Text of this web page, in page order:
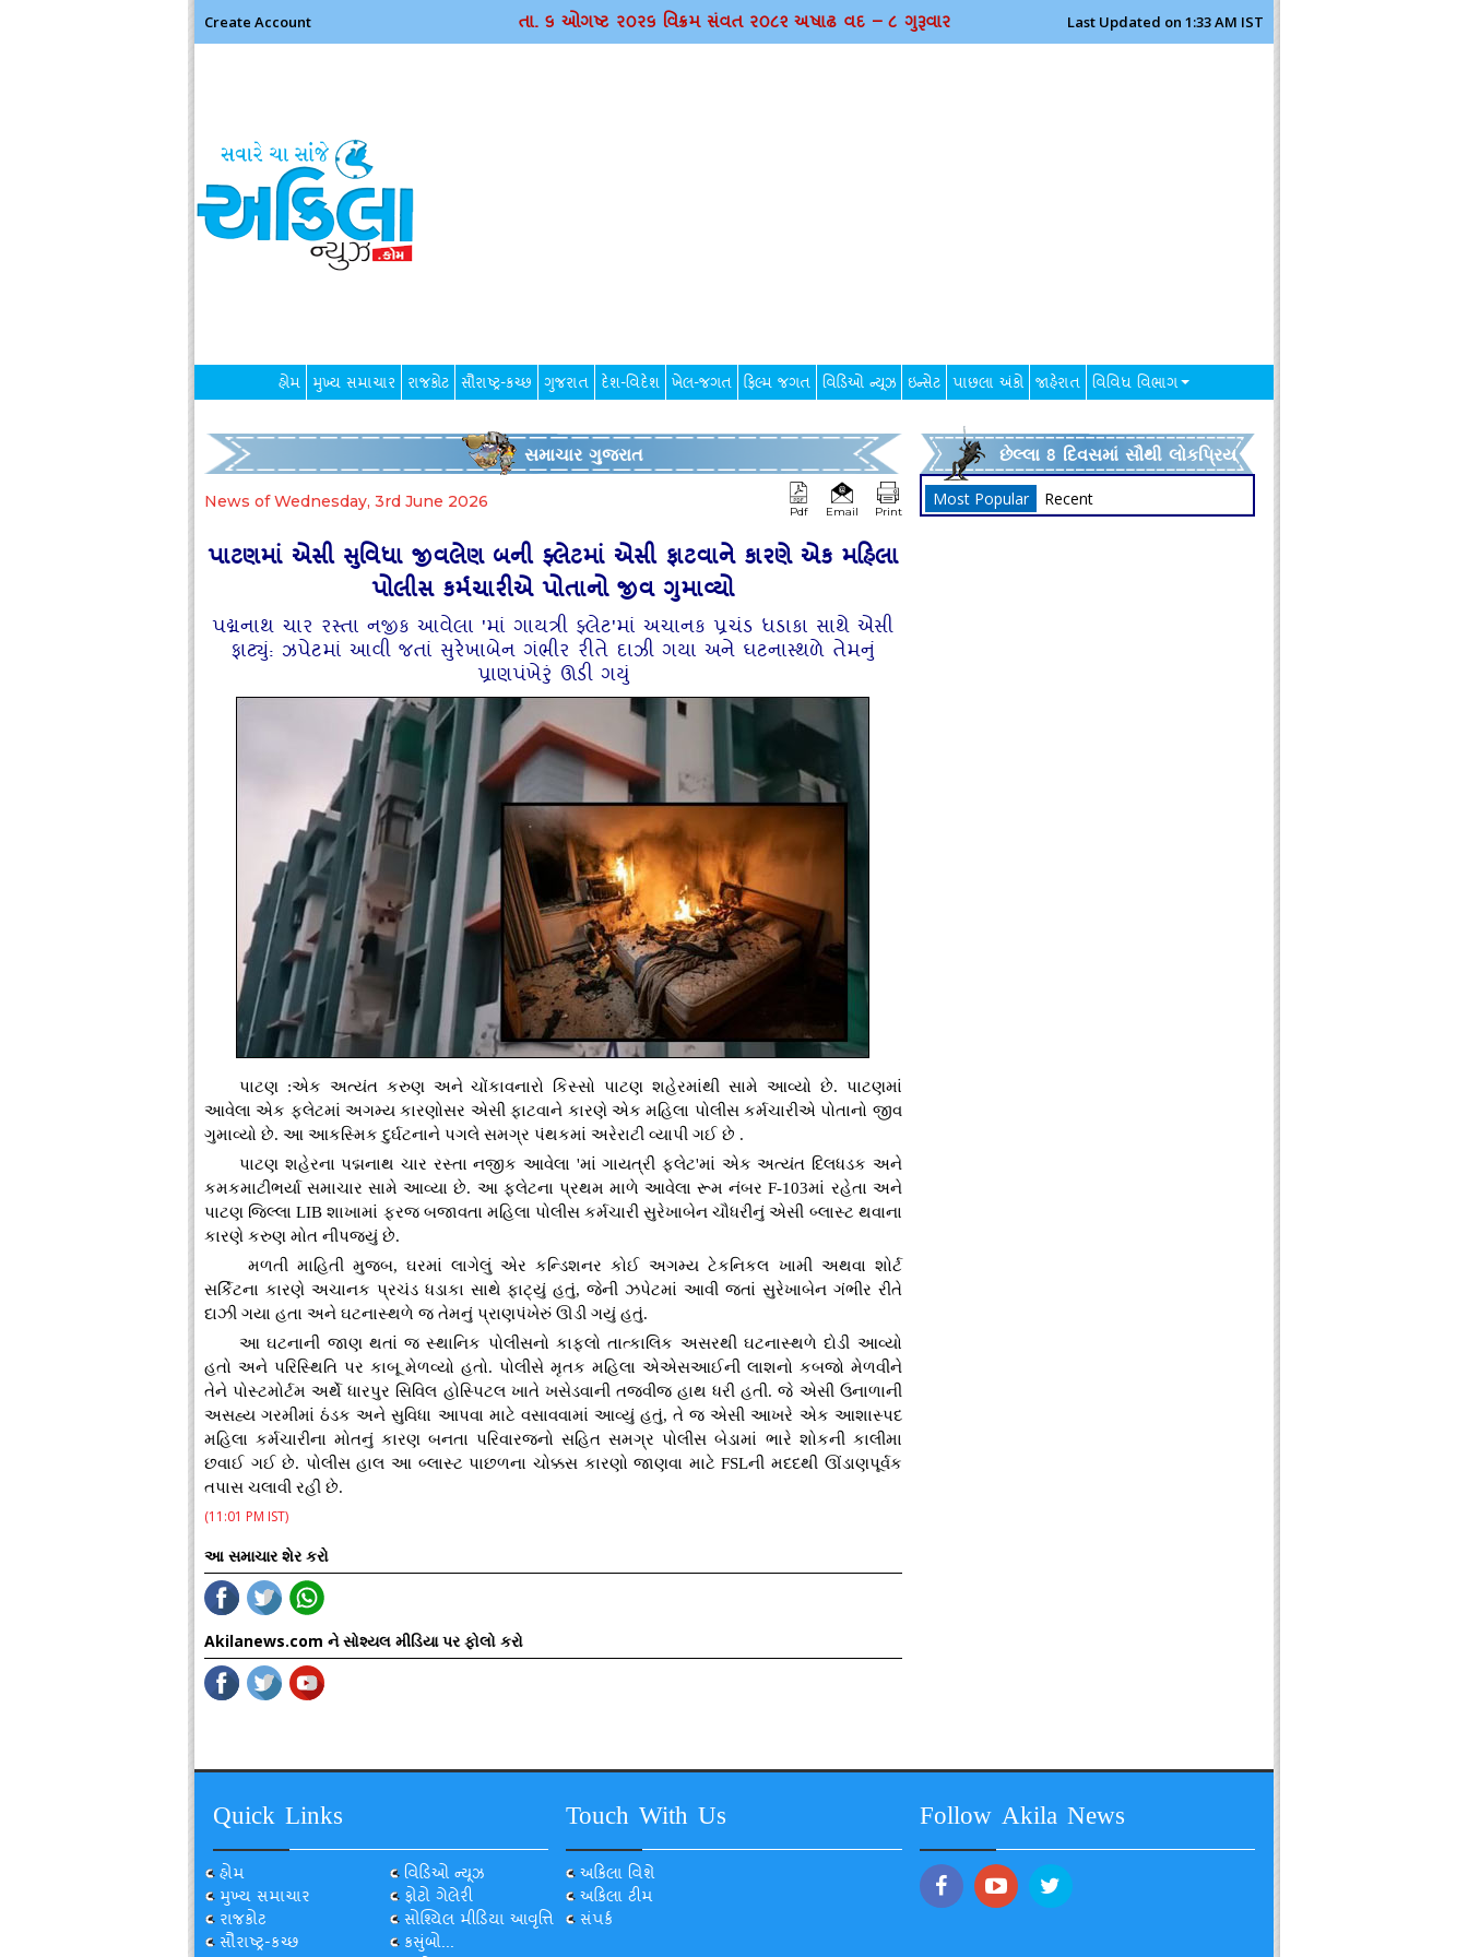
Create Account તા. ૬ ઓગષ્ટ ર૦ર૬ વિક્રમ સંવત ર૦૮૨ અષાઢ વદ – ૮ ગુરૂવાર Last Updated on 1:33 AM IST
હોમ મુખ્ય સમાચાર રાજકોટ સૌરાષ્ટ્ર-કચ્છ ગુજરાત દેશ-વિદેશ ખેલ-જગત ફિલ્મ જગત વિડિઓ ન્યૂઝ ઇન્સેટ પાછલા અંકો જાહેરાત વિવિધ વિભાગ
સમાચાર ગુજરાત
News of Wednesday, 3rd June 2026
Pdf Email Print
પાટણમાં એસી સુવિધા જીવલેણ બની ફ્લેટમાં એસી ફાટવાને કારણે એક મહિલા
પોલીસ કર્મચારીએ પોતાનો જીવ ગુમાવ્યો
પદ્મનાથ ચાર રસ્તા નજીક આવેલા 'માં ગાયત્રી ફ્લેટ'માં અચાનક પ્રચંડ ધડાકા સાથે એસી
ફાટ્યું: ઝપેટમાં આવી જતાં સુરેખાબેન ગંભીર રીતે દાઝી ગયા અને ઘટનાસ્થળે તેમનું
પ્રાણપંખેરું ઊડી ગયું
પાટણ :એક અત્યંત કરુણ અને ચોંકાવનારો કિસ્સો પાટણ શહેરમાંથી સામે આવ્યો છે. પાટણમાં
આવેલા એક ફ્લેટમાં અગમ્ય કારણોસર એસી ફાટવાને કારણે એક મહિલા પોલીસ કર્મચારીએ પોતાનો જીવ
ગુમાવ્યો છે. આ આકસ્મિક દુર્ઘટનાને પગલે સમગ્ર પંથકમાં અરેરાટી વ્યાપી ગઈ છે .
પાટણ શહેરના પદ્મનાથ ચાર રસ્તા નજીક આવેલા 'માં ગાયત્રી ફ્લેટ'માં એક અત્યંત દિલધડક અને
કમકમાટીભર્યા સમાચાર સામે આવ્યા છે. આ ફ્લેટના પ્રથમ માળે આવેલા રૂમ નંબર F-103માં રહેતા અને
પાટણ જિલ્લા LIB શાખામાં ફરજ બજાવતા મહિલા પોલીસ કર્મચારી સુરેખાબેન ચૌધરીનું એસી બ્લાસ્ટ થવાના
કારણે કરુણ મોત નીપજ્યું છે.
મળતી માહિતી મુજબ, ઘરમાં લાગેલું એર કન્ડિશનર કોઈ અગમ્ય ટેકનિકલ ખામી અથવા શોર્ટ
સર્કિટના કારણે અચાનક પ્રચંડ ધડાકા સાથે ફાટ્યું હતું, જેની ઝપેટમાં આવી જતાં સુરેખાબેન ગંભીર રીતે
દાઝી ગયા હતા અને ઘટનાસ્થળે જ તેમનું પ્રાણપંખેરું ઊડી ગયું હતું.
આ ઘટનાની જાણ થતાં જ સ્થાનિક પોલીસનો કાફલો તાત્કાલિક અસરથી ઘટનાસ્થળે દોડી આવ્યો
હતો અને પરિસ્થિતિ પર કાબૂ મેળવ્યો હતો. પોલીસે મૃતક મહિલા એએસઆઈની લાશનો કબજો મેળવીને
તેને પોસ્ટમોર્ટમ અર્થે ધારપુર સિવિલ હોસ્પિટલ ખાતે ખસેડવાની તજવીજ હાથ ધરી હતી. જે એસી ઉનાળાની
અસહ્ય ગરમીમાં ઠંડક અને સુવિધા આપવા માટે વસાવવામાં આવ્યું હતું, તે જ એસી આખરે એક આશાસ્પદ
મહિલા કર્મચારીના મોતનું કારણ બનતા પરિવારજનો સહિત સમગ્ર પોલીસ બેડામાં ભારે શોકની કાલીમા
છવાઈ ગઈ છે. પોલીસ હાલ આ બ્લાસ્ટ પાછળના ચોક્કસ કારણો જાણવા માટે FSLની મદદથી ઊંડાણપૂર્વક
તપાસ ચલાવી રહી છે.
(11:01 PM IST)
આ સમાચાર શેર કરો
Akilanews.com ને સોશ્યલ મીડિયા પર ફોલો કરો
છેલ્લા 8 દિવસમાં સૌથી લોકપ્રિય
Most Popular Recent
Quick Links
હોમ
મુખ્ય સમાચાર
રાજકોટ
સૌરાષ્ટ્ર-કચ્છ
વિડિઓ ન્યૂઝ
ફોટો ગેલેરી
સોશ્યિલ મીડિયા આવૃત્તિ
કસુંબો...
Touch With Us
અકિલા વિશે
અકિલા ટીમ
સંપર્ક
Follow Akila News